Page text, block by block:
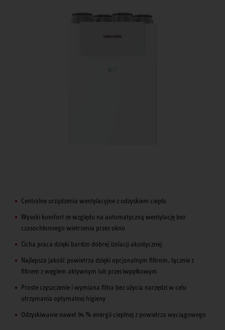
Centralne urządzenia wentylacyjne z odzyskiem ciepła
Wysoki komfort ze względu na automatyczną wentylację bez
czasochłonnego wietrzenia przez okno
Cicha praca dzięki bardzo dobrej izolacji akustycznej
Najlepsza jakość powietrza dzięki opcjonalnym filtrom, łącznie z
filtrem z węglem aktywnym lub przeciwpyłkowym
Proste czyszczenie i wymiana filtra bez użycia narzędzi w celu
utrzymania optymalnej higieny
Odzyskiwanie nawet 94 % energii cieplnej z powietrza wyciągowego